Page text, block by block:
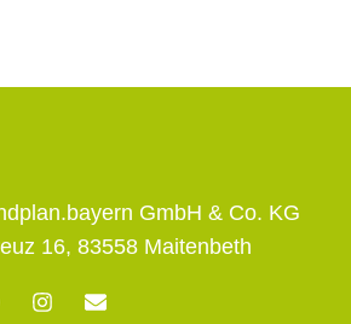
GmbH & Co. KG
16, 83558 Maitenbeth
I
n
E
n